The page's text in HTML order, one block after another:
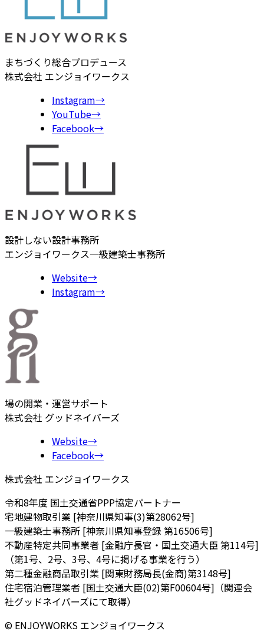
まちづくり総合プロデュース
株式会社 エンジョイワークス
Instagram→
YouTube→
Facebook→
設計しない設計事務所
エンジョイワークス一級建築士事務所
Website→
Instagram→
場の開業・運営サポート
株式会社 グッドネイバーズ
Website→
Facebook→
株式会社 エンジョイワークス
令和8年度 国土交通省PPP協定パートナー
宅地建物取引業 [神奈川県知事(3)第28062号]
一級建築士事務所 [神奈川県知事登録 第16506号]
不動産特定共同事業者 [金融庁長官・国土交通大臣 第114号]
（第1号、2号、3号、4号に掲げる事業を行う）
第二種金融商品取引業 [関東財務局長(金商)第3148号]
住宅宿泊管理業者 [国土交通大臣(02)第F00604号]（関連会
社グッドネイバーズにて取得）
© ENJOYWORKS エンジョイワークス